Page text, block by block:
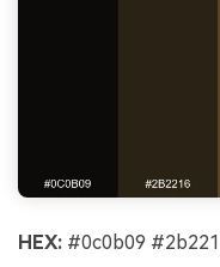
HEX: #0c0b09